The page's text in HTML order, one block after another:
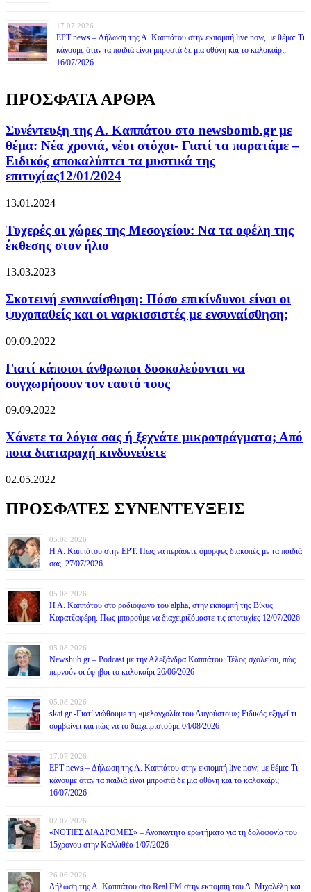
17.07.2026
ΕΡΤ news – Δήλωση της Α. Καππάτου στην εκπομπή live now, με θέμα: Τι
κάνουμε όταν τα παιδιά είναι μπροστά δε μια οθόνη και το καλοκαίρι;
16/07/2026
ΠΡΟΣΦΑΤΑ ΑΡΘΡΑ
Συνέντευξη της Α. Καππάτου στο newsbomb.gr με
θέμα: Νέα χρονιά, νέοι στόχοι- Γιατί τα παρατάμε –
Ειδικός αποκαλύπτει τα μυστικά της
επιτυχίας12/01/2024
13.01.2024
Τυχερές οι χώρες της Μεσογείου: Να τα οφέλη της
έκθεσης στον ήλιο
13.03.2023
Σκοτεινή ενσυναίσθηση: Πόσο επικίνδυνοι είναι οι
ψυχοπαθείς και οι ναρκισσιστές με ενσυναίσθηση;
09.09.2022
Γιατί κάποιοι άνθρωποι δυσκολεύονται να
συγχωρήσουν τον εαυτό τους
09.09.2022
Χάνετε τα λόγια σας ή ξεχνάτε μικροπράγματα; Από
ποια διαταραχή κινδυνεύετε
02.05.2022
ΠΡΟΣΦΑΤΕΣ ΣΥΝΕΝΤΕΥΞΕΙΣ
05.08.2026
Η Α. Καππάτου στην ΕΡΤ. Πως να περάσετε όμορφες διακοπές με τα παιδιά
σας. 27/07/2026
05.08.2026
Η Α. Καππάτου στο ραδιόφωνο του alpha, στην εκπομπή της Βίκυς
Καρατζαφέρη. Πως μπορούμε να διαχειριζόμαστε τις αποτυχίες 12/07/2026
05.08.2026
Newshub.gr – Podcast με την Αλεξάνδρα Καππάτου: Τέλος σχολείου, πώς
περνούν οι έφηβοι το καλοκαίρι 26/06/2026
05.08.2026
skai.gr -Γιατί νιώθουμε τη «μελαγχολία του Αυγούστου»; Ειδικός εξηγεί τι
συμβαίνει και πώς να το διαχειριστούμε 04/08/2026
17.07.2026
ΕΡΤ news – Δήλωση της Α. Καππάτου στην εκπομπή live now, με θέμα: Τι
κάνουμε όταν τα παιδιά είναι μπροστά δε μια οθόνη και το καλοκαίρι;
16/07/2026
02.07.2026
«ΝΟΤΙΕΣ ΔΙΑΔΡΟΜΕΣ» – Αναπάντητα ερωτήματα για τη δολοφονία του
15χρονου στην Καλλιθέα 1/07/2026
26.06.2026
Δήλωση της Α. Καππάτου στο Real FM στην εκπομπή του Δ. Μιχαλέλη και